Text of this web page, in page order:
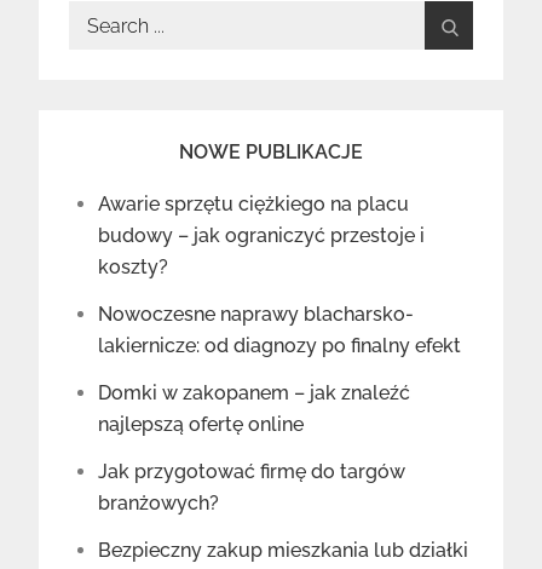
Search
NOWE PUBLIKACJE
Awarie sprzętu ciężkiego na placu
budowy – jak ograniczyć przestoje i
koszty?
Nowoczesne naprawy blacharsko-
lakiernicze: od diagnozy po finalny efekt
Domki w zakopanem – jak znaleźć
najlepszą ofertę online
Jak przygotować firmę do targów
branżowych?
Bezpieczny zakup mieszkania lub działki